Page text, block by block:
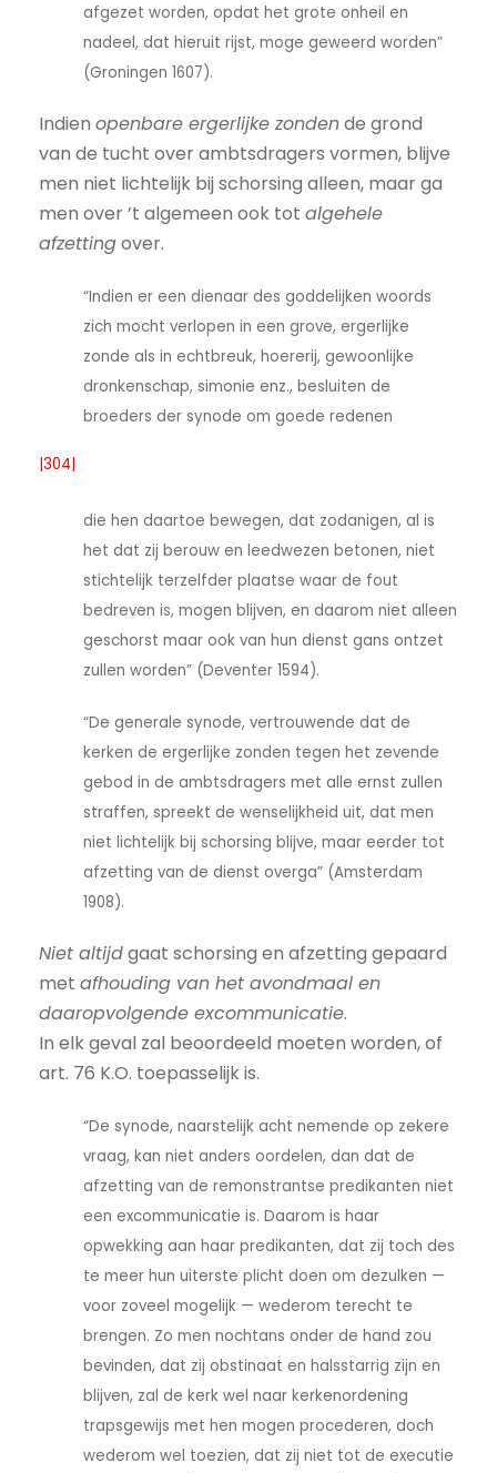
afgezet worden, opdat het grote onheil en
nadeel, dat hieruit rijst, moge geweerd worden”
(Groningen 1607).
Indien openbare ergerlijke zondende grond
van de tucht over ambtsdragers vormen, blijve
men niet lichtelijk bij schorsing alleen, maar ga
men over ’t algemeen ook tot algehele
afzettingover.
“Indien er een dienaar des goddelijken woords
zich mocht verlopen in een grove, ergerlijke
zonde als in echtbreuk, hoererij, gewoonlijke
dronkenschap, simonie enz., besluiten de
broeders der synode om goede redenen
|304|
die hen daartoe bewegen, dat zodanigen, al is
het dat zij berouw en leedwezen betonen, niet
stichtelijk terzelfder plaatse waar de fout
bedreven is, mogen blijven, en daarom niet alleen
geschorst maar ook van hun dienst gans ontzet
zullen worden” (Deventer 1594).
“De generale synode, vertrouwende dat de
kerken de ergerlijke zonden tegen het zevende
gebod in de ambtsdragers met alle ernst zullen
straffen, spreekt de wenselijkheid uit, dat men
niet lichtelijk bij schorsing blijve, maar eerder tot
afzetting van de dienst overga” (Amsterdam
1908).
Niet altijdgaat schorsing en afzetting gepaard
met afhouding van het avondmaal en
daaropvolgende excommunicatie.
In elk geval zal beoordeeld moeten worden, of
art. 76 K.O. toepasselijk is.
“De synode, naarstelijk acht nemende op zekere
vraag, kan niet anders oordelen, dan dat de
afzetting van de remonstrantse predikanten niet
een excommunicatie is. Daarom is haar
opwekking aan haar predikanten, dat zij toch des
te meer hun uiterste plicht doen om dezulken —
voor zoveel mogelijk — wederom terecht te
brengen. Zo men nochtans onder de hand zou
bevinden, dat zij obstinaat en halsstarrig zijn en
blijven, zal de kerk wel naar kerkenordening
trapsgewijs met hen mogen procederen, doch
wederom wel toezien, dat zij niet tot de executie